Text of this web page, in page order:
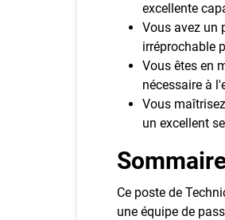
excellente
Vous avez un
irréprochable
Vous êtes en
nécessaire à
Vous
un excellent
Ce poste de
une équipe de